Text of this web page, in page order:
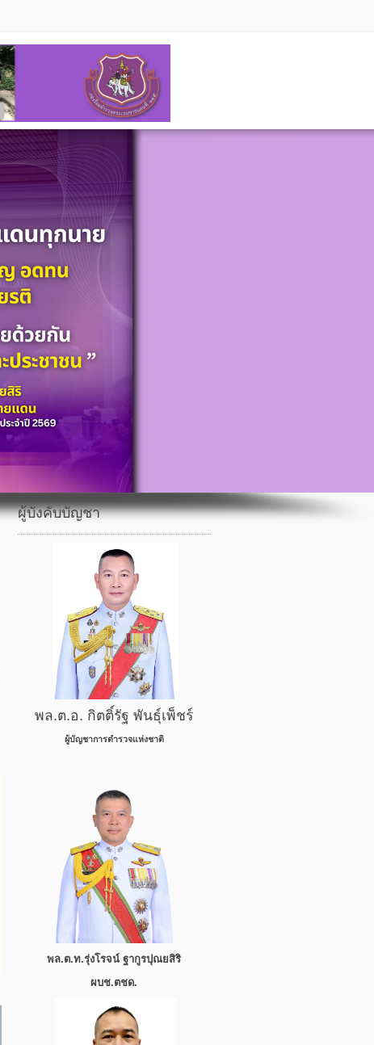
ผู้บังคับบัญชา
พล.ต.อ. กิตติ์รัฐ พันธุ์เพ็ชร์
ผู้บัญชาการตำรวจแห่งชาติ
พล.ต.ท.รุ่งโรจน์ ฐากูรปุณยสิริ
ผบช.ตชด.